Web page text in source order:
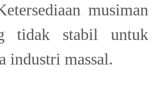
musiman
tidak stabil untuk
industri massal.